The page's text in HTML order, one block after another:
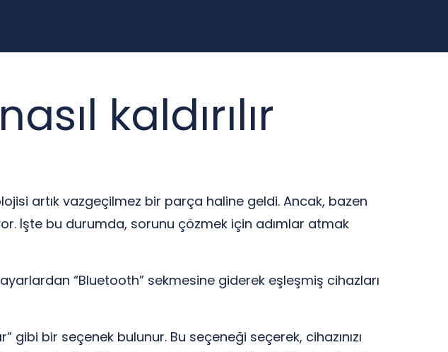
kaldırılır
artık vazgeçilmez bir parça haline geldi. Ancak, bazen
İşte bu durumda, sorunu çözmek için adımlar atmak
“Bluetooth” sekmesine giderek eşleşmiş cihazları
gibi bir seçenek bulunur. Bu seçeneği seçerek, cihazınızı